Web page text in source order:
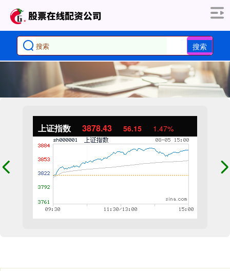
搜索
上证指数 3878.43 56.15 1.47%